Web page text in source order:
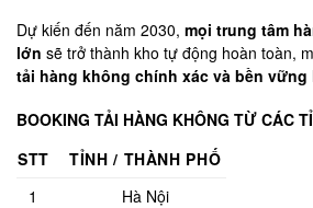
Dự kiến đến năm 2030, mọi trung tâm
lớn sẽ trở thành kho tự động hoàn toàn,
tải hàng không chính xác và bền
BOOKING TẢI HÀNG KHÔNG TỪ CÁC
STT
TỈNH / THÀNH PHỐ
1
Hà Nội